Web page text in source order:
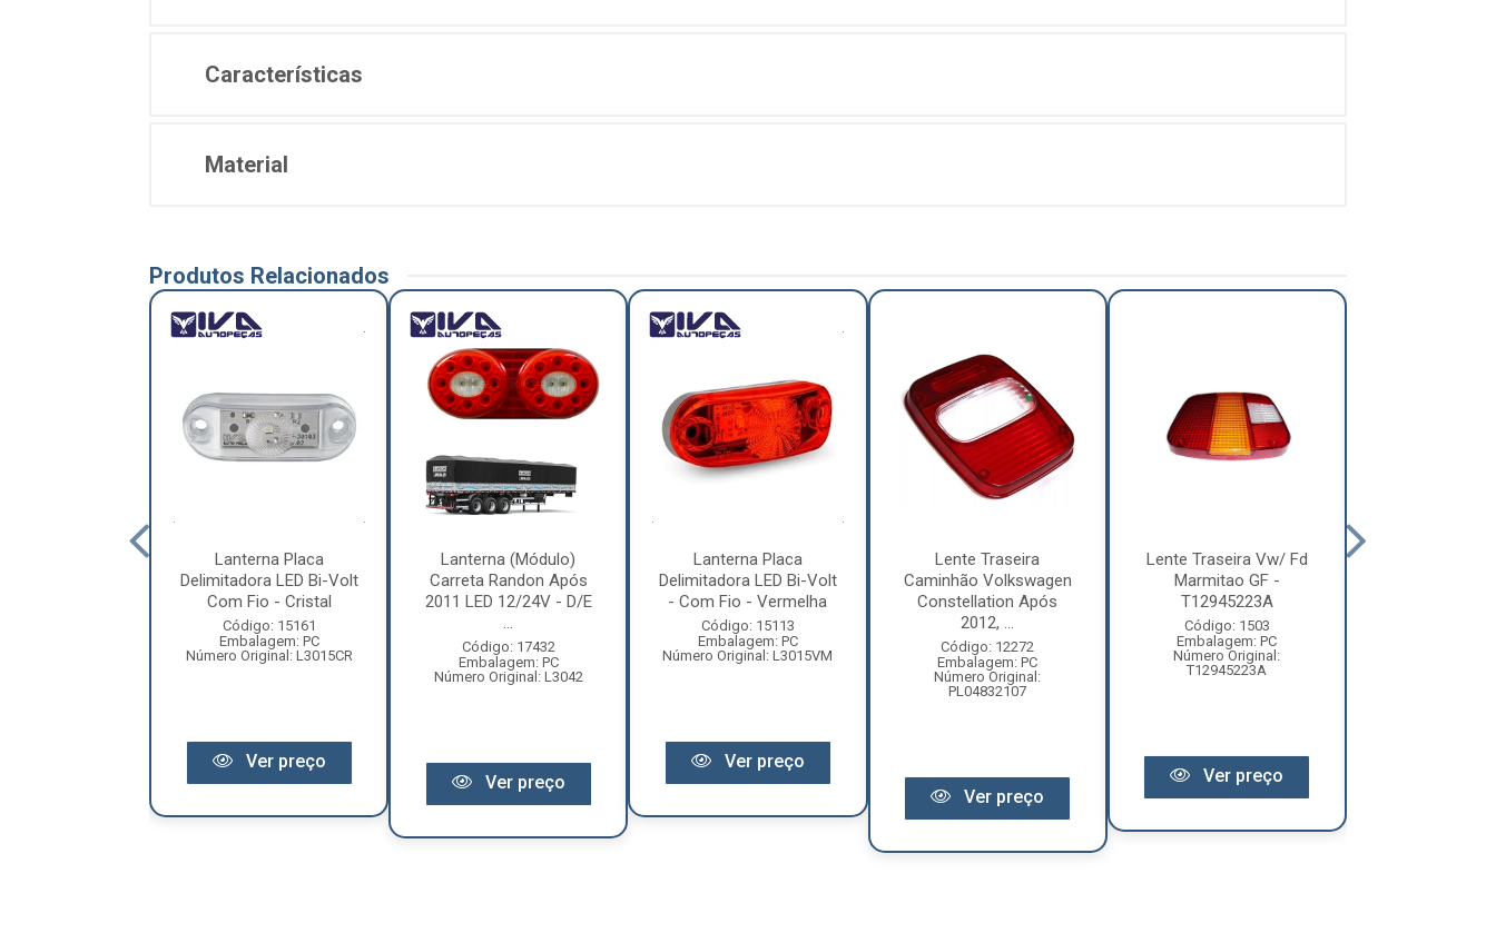
Características
Material
Produtos Relacionados
Lanterna Placa
Delimitadora LED Bi-Volt
Com Fio - Cristal
Código: 15161
Embalagem: PC
Número Original: L3015CR
Ver preço
Lanterna (Módulo)
Carreta Randon Após
2011 LED 12/24V - D/E
...
Código: 17432
Embalagem: PC
Número Original: L3042
Ver preço
Lanterna Placa
Delimitadora LED Bi-Volt
- Com Fio - Vermelha
Código: 15113
Embalagem: PC
Número Original: L3015VM
Ver preço
Lente Traseira
Caminhão Volkswagen
Constellation Após
2012, ...
Código: 12272
Embalagem: PC
Número Original:
PL04832107
Ver preço
Lente Traseira Vw/ Fd
Marmitao GF -
T12945223A
Código: 1503
Embalagem: PC
Número Original:
T12945223A
Ver preço